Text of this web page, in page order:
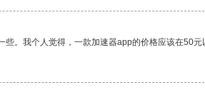
。我个人觉得，一款加速器app的价格应该在50元